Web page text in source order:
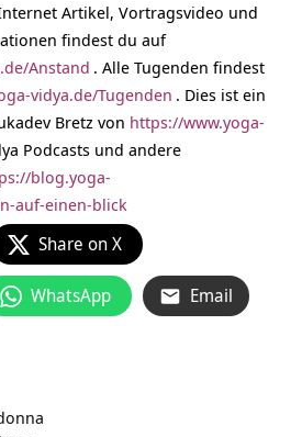
Artikel, Vortragsvideo und
findest du auf
Anstand . Alle Tugenden findest
vidya.de/Tugenden . Dies ist ein
Bretz von https://www.yoga-
Podcasts und andere
blog.yoga-
auf-einen-blick
Share on X
WhatsApp Email